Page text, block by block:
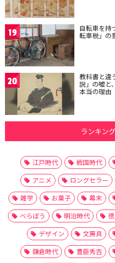
19 自転車を持
転車税」の
20 教科書と違
説」の嘘と
本当の理由
ランキン
江戸時代 戦国時代
アニメ
ロングセラー
雑学
お菓子 幕末
べらぼう
明治時代
デザイン
文房具
鎌倉時代
豊臣秀吉